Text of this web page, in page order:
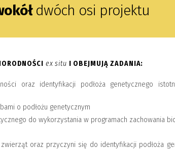
dwóch osi projektu
ex situ I OBEJMUJĄ ZADANIA:
oraz identyfikacji podłoża genetycznego
o podłożu genetycznym
do wykorzystania w programach zachowania
oraz przyczyni się do identyfikacji podłoża